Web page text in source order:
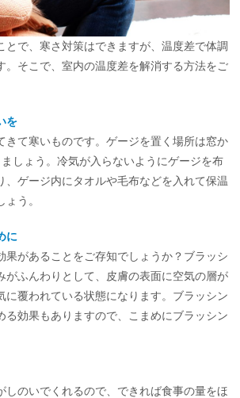
とで、寒さ対策はできますが、温度差で体調
。そこで、室内の温度差を解消する方法をご
を
きて寒いものです。ゲージを置く場所は窓か
しょう。冷気が入らないようにゲージを布
、ゲージ内にタオルや毛布などを入れて保温
う。
に
果があることをご存知でしょうか？ブラッシ
がふんわりとして、皮膚の表面に空気の層が
に覆われている状態になります。ブラッシン
る効果もありますので、こまめにブラッシン
しのいでくれるので、できれば食事の量をほ